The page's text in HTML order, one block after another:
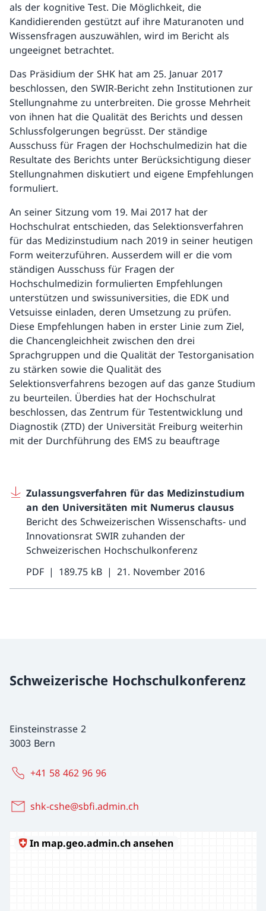
als der kognitive Test. Die Möglichkeit, die
Kandidierenden gestützt auf ihre Maturanoten und
Wissensfragen auszuwählen, wird im Bericht als
ungeeignet betrachtet.
Das Präsidium der SHK hat am 25. Januar 2017
beschlossen, den SWIR-Bericht zehn Institutionen zur
Stellungnahme zu unterbreiten. Die grosse Mehrheit
von ihnen hat die Qualität des Berichts und dessen
Schlussfolgerungen begrüsst. Der ständige
Ausschuss für Fragen der Hochschulmedizin hat die
Resultate des Berichts unter Berücksichtigung dieser
Stellungnahmen diskutiert und eigene Empfehlungen
formuliert.
An seiner Sitzung vom 19. Mai 2017 hat der
Hochschulrat entschieden, das Selektionsverfahren
für das Medizinstudium nach 2019 in seiner heutigen
Form weiterzuführen. Ausserdem will er die vom
ständigen Ausschuss für Fragen der
Hochschulmedizin formulierten Empfehlungen
unterstützen und swissuniversities, die EDK und
Vetsuisse einladen, deren Umsetzung zu prüfen.
Diese Empfehlungen haben in erster Linie zum Ziel,
die Chancengleichheit zwischen den drei
Sprachgruppen und die Qualität der Testorganisation
zu stärken sowie die Qualität des
Selektionsverfahrens bezogen auf das ganze Studium
zu beurteilen. Überdies hat der Hochschulrat
beschlossen, das Zentrum für Testentwicklung und
Diagnostik (ZTD) der Universität Freiburg weiterhin
mit der Durchführung des EMS zu beauftrage
Zulassungsverfahren für das Medizinstudium
an den Universitäten mit Numerus clausus
Bericht des Schweizerischen Wissenschafts- und
Innovationsrat SWIR zuhanden der
Schweizerischen Hochschulkonferenz
PDF
189.75 kB 21. November 2016
Schweizerische Hochschulkonferenz
Einsteinstrasse 2
3003 Bern
+41 58 462 96 96
shk-cshe@sbfi.admin.ch